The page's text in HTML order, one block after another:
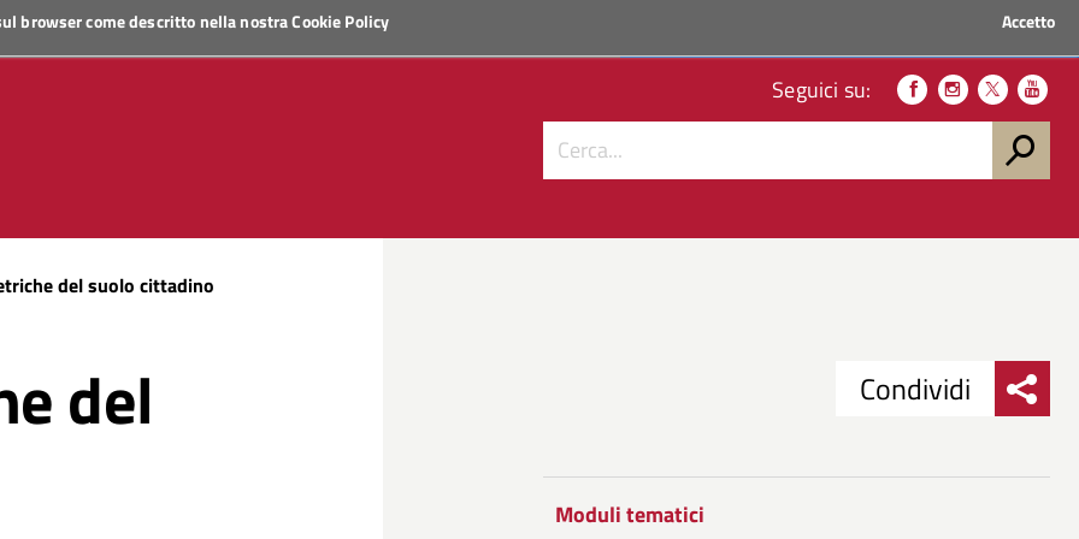
browser come descritto nella nostraCookie Policy Accetto
Seguici su:
del suolo cittadino
del Condividi
Moduli tematici